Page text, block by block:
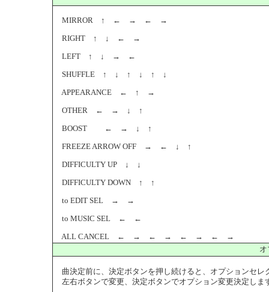
MIRROR ↑ ← → ← →
RIGHT ↑ ↓ ← →
LEFT ↑ ↓ → ←
SHUFFLE ↑ ↓ ↑ ↓ ↑ ↓
APPEARANCE ← ↑ →
OTHER ← → ↓ ↑
BOOST ← → ↓ ↑
FREEZE ARROW OFF → ← ↓ ↑
DIFFICULTY UP ↓ ↓
DIFFICULTY DOWN ↑ ↑
to EDIT SEL → →
to MUSIC SEL ← ←
ALL CANCEL ← → ← → ← → ← →
オ
曲決定前に、決定ボタンを押し続けると、オプションセレ
左右ボタンで変更、決定ボタンでオプション変更決定しま